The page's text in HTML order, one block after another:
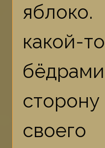
какой-